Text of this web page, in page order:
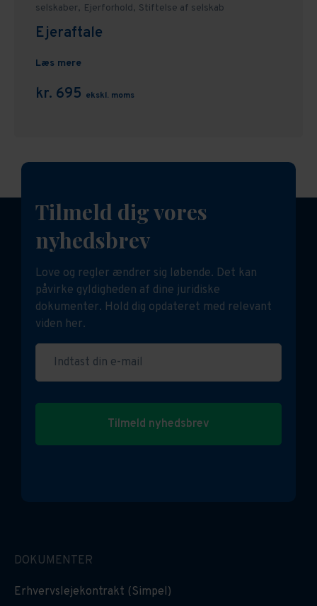
selskaber, Ejerforhold, Stiftelse af selskab
Ejeraftale
Læs mere
kr. 695 ekskl. moms
Tilmeld dig vores
nyhedsbrev
Love og regler ændrer sig løbende. Det kan
påvirke gyldigheden af dine juridiske
dokumenter. Hold dig opdateret med relevant
viden her.
Indtast din e-mail
Tilmeld nyhedsbrev
DOKUMENTER
Erhvervslejekontrakt (Simpel)